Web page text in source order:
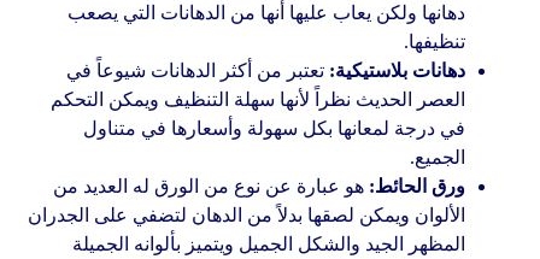
دهانها ولكن يعاب عليها أنها من الدهانات التي يصعب
تنظيفها.
دهانات بلاستيكية: تعتبر من أكثر الدهانات شيوعاً في
العصر الحديث نظراً لأنها سهلة التنظيف ويمكن التحكم
في درجة لمعانها بكل سهولة وأسعارها في متناول
الجميع.
ورق الحائط: هو عبارة عن نوع من الورق له العديد من
الألوان ويمكن لصقها بدلاً من الدهان لتضفي على الجدران
المظهر الجيد والشكل الجميل ويتميز بألوانه الجميلة